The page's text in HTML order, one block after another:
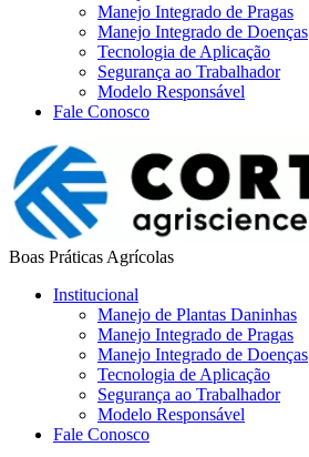
Manejo Integrado de Pragas
Manejo Integrado de Doenças
Tecnologia de Aplicação
Segurança ao Trabalhador
Modelo Responsável
Fale Conosco
Boas Práticas Agrícolas
Institucional
Manejo de Plantas Daninhas
Manejo Integrado de Pragas
Manejo Integrado de Doenças
Tecnologia de Aplicação
Segurança ao Trabalhador
Modelo Responsável
Fale Conosco